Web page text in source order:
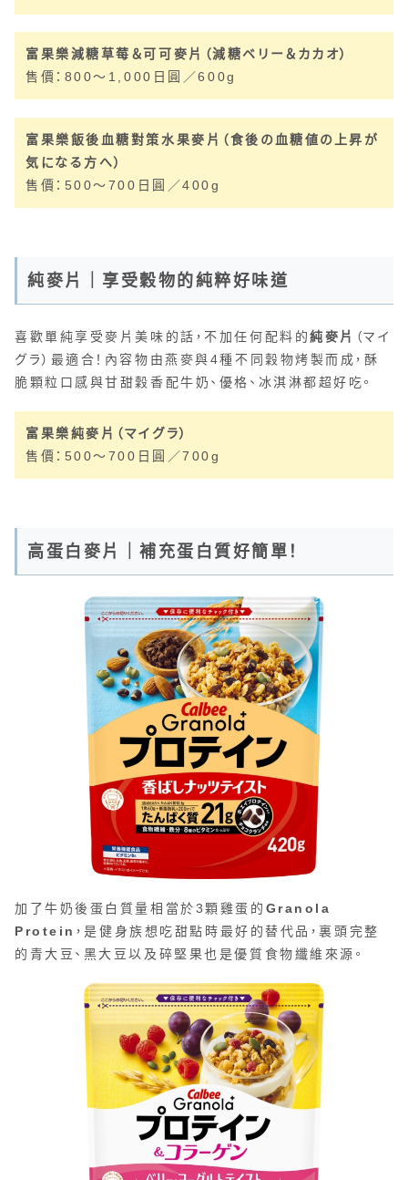
富果樂減糖草莓＆可可麥片（減糖ベリー＆カカオ）
售價：800～1,000日圓／600g
富果樂飯後血糖對策水果麥片（食後の血糖値の上昇が
気になる方へ）
售價：500～700日圓／400g
純麥片｜享受穀物的純粹好味道
喜歡單純享受麥片美味的話，不加任何配料的純麥片 （マイ
グラ）最適合！內容物由燕麥與4種不同穀物烤製而成，酥
脆顆粒口感與甘甜穀香配牛奶、優格、冰淇淋都超好吃。
富果樂純麥片（マイグラ）
售價：500～700日圓／700g
高蛋白麥片｜補充蛋白質好簡單！
加了牛奶後蛋白質量相當於3顆雞蛋的 Granola
Protein ，是健身族想吃甜點時最好的替代品，裏頭完整
的青大豆、黑大豆以及碎堅果也是優質食物纖維來源。